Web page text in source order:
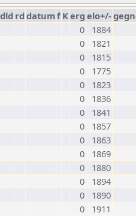
rd datumf Kerg elo+/-
0
1884
0
1821
0
1815
0
1775
0
1823
0
1836
0
1841
0
1857
0
1863
0
1869
0
1880
0
1894
0
1890
0
1911